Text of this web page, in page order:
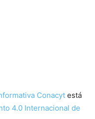
Conacyt está
4.0 Internacional de